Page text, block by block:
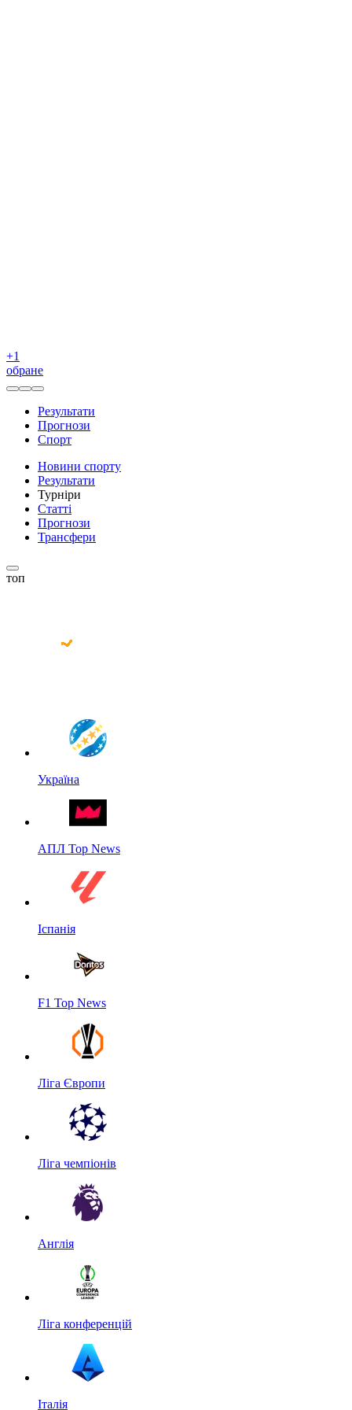
+1
обране
Результати
Прогнози
Спорт
Новини спорту
Результати
Турніри
Статті
Прогнози
Трансфери
топ
Україна
АПЛ Top News
Іспанія
F1 Top News
Ліга Європи
Ліга чемпіонів
Англія
Ліга конференцій
Італія